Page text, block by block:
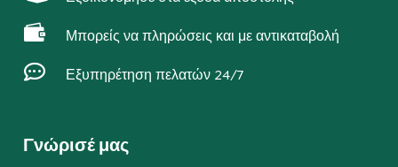
 Μπορείς να πληρώσεις και με αντικαταβολή
 Εξυπηρέτηση πελατών 24/7
Γνώρισέ μας